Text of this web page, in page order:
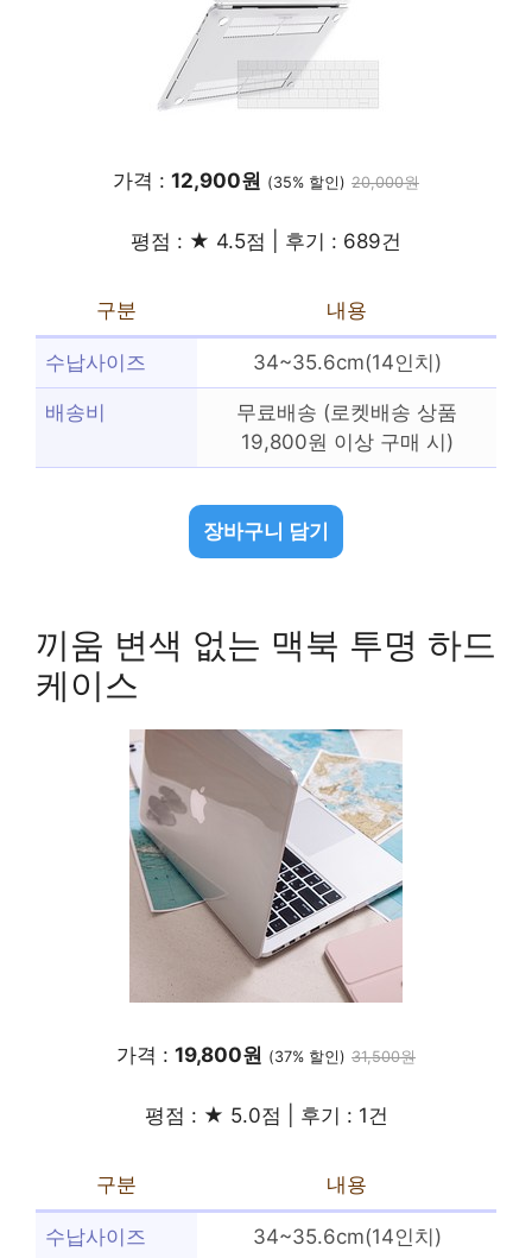
가격 : 12,900원 (35% 할인) 20,000원
평점 : ★ 4.5점 | 후기 : 689건
구분 내용
수납사이즈 34~35.6cm(14인치)
배송비
무료배송 (로켓배송 상품
19,800원 이상 구매 시)
장바구니 담기
끼움 변색 없는 맥북 투명 하드
케이스
가격 : 19,800원 (37% 할인) 31,500원
평점 : ★ 5.0점 | 후기 : 1건
구분 내용
수납사이즈 34~35.6cm(14인치)